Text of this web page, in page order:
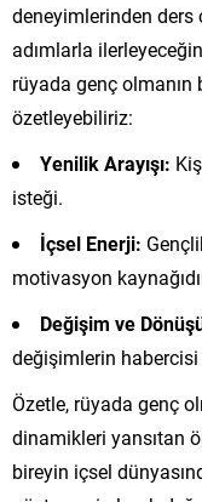
deneyimlerinden ders
adımlarla
rüyada genç olmanın
özetleyebiliriz:
Yenilik Arayışı:
isteği.
İçsel Enerji:
motivasyon
Değişim ve
değişimlerin
Özetle, rüyada genç
dinamikleri yansıtan
bireyin içsel